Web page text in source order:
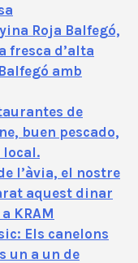
Roja Balfegó,
fresca d’alta
amb
de
buen pescado,
local.
l’àvia, el nostre
aquest dinar
KRAM
Els canelons
un a un de